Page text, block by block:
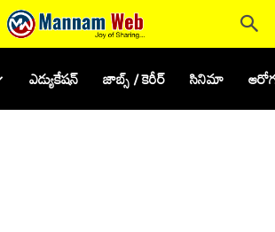
ఎడ్యుకేషన్ జాబ్స్ / కెరీర్ సినిమా